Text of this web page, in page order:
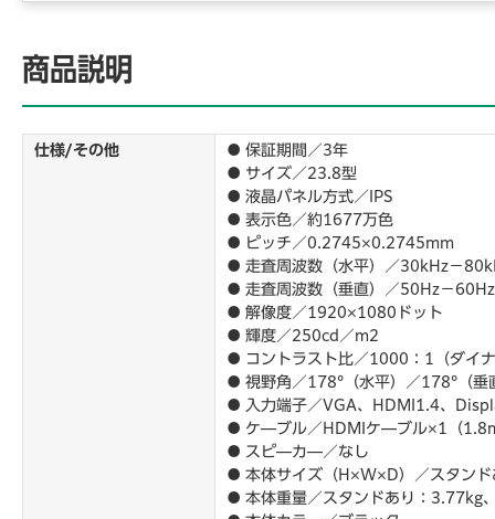
商品説明
仕様/その他
● 保証期間／3年
● サイズ／23.8型
● 液晶パネル方式／IPS
● 表示色／約1677万色
● ピッチ／0.2745×0.2745mm
● 走査周波数（水平）／30kHz－
● 走査周波数（垂直）／50Hz－
● 解像度／1920×1080ドット
● 輝度／250cd／m2
● コントラスト比／1000：1（ダイ
● 視野角／178°（水平）／178°（垂
● 入力端子／VGA、HDMI1.4、
● ケ―ブル／HDMIケ―ブル×1（
● スピ―カ―／なし
● 本体サイズ（H×W×D）／スタン
● 本体重量／スタンドあり：3.77kg